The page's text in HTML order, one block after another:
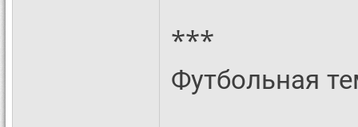
***
Футбольная